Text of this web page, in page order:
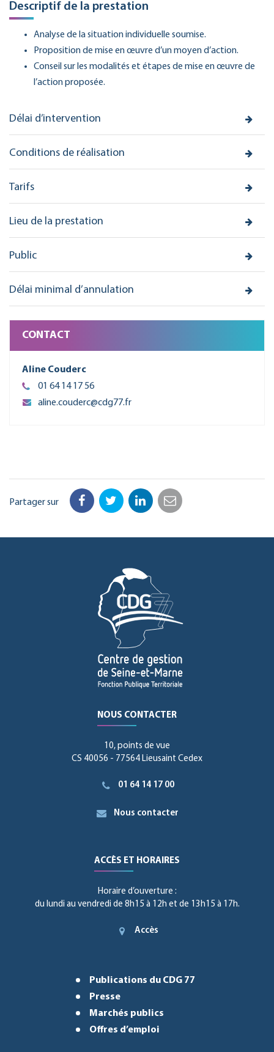
Descriptif de la prestation
Analyse de la situation individuelle soumise.
Proposition de mise en œuvre d’un moyen d’action.
Conseil sur les modalités et étapes de mise en œuvre de
l’action proposée.
Délai d’intervention
Conditions de réalisation
Tarifs
Lieu de la prestation
Public
Délai minimal d’annulation
CONTACT
Aline Couderc
01 64 14 17 56
aline.couderc@cdg77.fr
Partager sur Facebook
TwitterLinkedIn
Email
NOUS CONTACTER
10, points de vue
CS 40056 - 77564 Lieusaint Cedex
01 64 14 17 00
Nous contacter
ACCÈS ET HORAIRES
Horaire d’ouverture :
du lundi au vendredi de 8h15 à 12h et de 13h15 à 17h.
Accès
Publications du CDG 77
Presse
Marchés publics
Offres d’emploi